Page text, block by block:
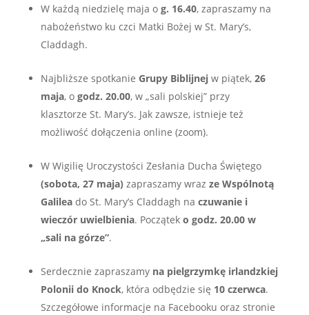
W każdą niedzielę maja o g. 16.40, zapraszamy na
nabożeństwo ku czci Matki Bożej w St. Mary’s,
Claddagh.
Najbliższe spotkanie Grupy Biblijnejw piątek, 26
maja, o godz. 20.00, w „sali polskiej” przy
klasztorze St. Mary’s. Jak zawsze, istnieje też
możliwość dołączenia online (zoom).
W Wigilię Uroczystości Zesłania Ducha Świętego
(sobota, 27 maja) zapraszamy wraz ze Wspólnotą
Galileado St. Mary’s Claddagh na czuwanie i
wieczór uwielbienia. Początek o godz. 20.00 w
„sali na górze”.
Serdecznie zapraszamy na pielgrzymkę irlandzkiej
Polonii do Knock, która odbędzie się 10 czerwca.
Szczegółowe informacje na Facebooku oraz stronie